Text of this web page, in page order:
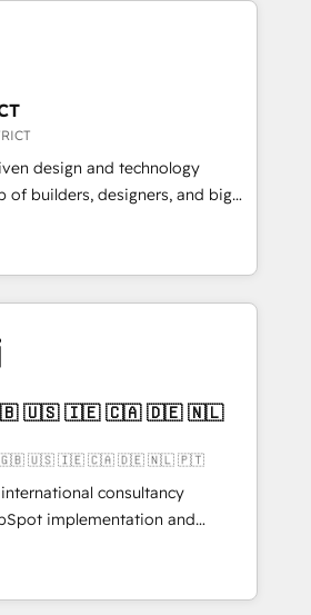
building end-to-end
CRM, AI automation, inbound
content, and digital creativity.
works in Spanish, Portuguese,
scalable strategies that drive
a
• Top 3 Partner of the Year
2024, 2025. • Partner of the Year
Cebra’s experts help you grow
with impact.
design and technology
of builders, designers, and big
design, and
fueled by curiosity—to turn
and challenges into meaningful
technology is more than just
That’s why we lean
shape them into thoughtful
that actually make a
🇬🇧 🇺🇸 🇮🇪 🇨🇦 🇩🇪 🇳🇱 🇵🇹
consultancy
implementation and
transformation, with
Rotterdam, Lisbon, and